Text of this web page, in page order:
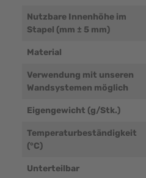
Nutzbare Innenhöhe im
Stapel (mm ± 5 mm)
Material
Verwendung mit unseren
Wandsystemen möglich
Eigengewicht (g/Stk.)
Temperaturbeständigkeit
(°C)
Unterteilbar